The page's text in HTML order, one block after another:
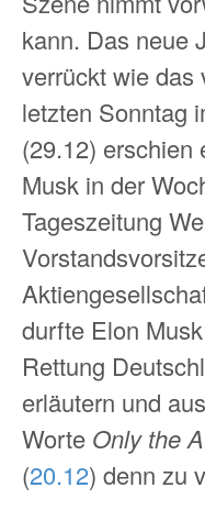
kann. Das neue
verrückt wie das
letzten Sonntag
(29.12) erschien
Musk in der
Tageszeitung
durfte Elon
Rettung
erläutern und
Worte Only the
(20.12) denn zu